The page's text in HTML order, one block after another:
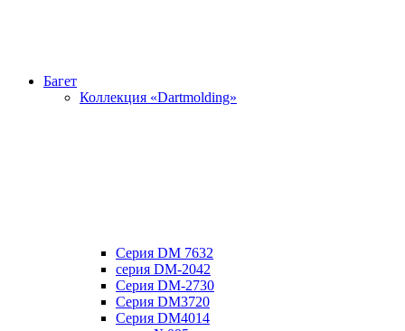
Багет
Коллекция «Dartmolding»
Серия DM 7632
серия DM-2042
Серия DM-2730
Серия DM3720
Серия DM4014